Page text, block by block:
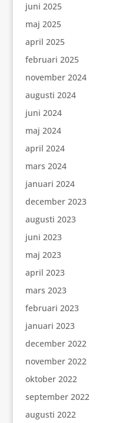
juni 2025
maj 2025
april 2025
februari 2025
november 2024
augusti 2024
juni 2024
maj 2024
april 2024
mars 2024
januari 2024
december 2023
augusti 2023
juni 2023
maj 2023
april 2023
mars 2023
februari 2023
januari 2023
december 2022
november 2022
oktober 2022
september 2022
augusti 2022